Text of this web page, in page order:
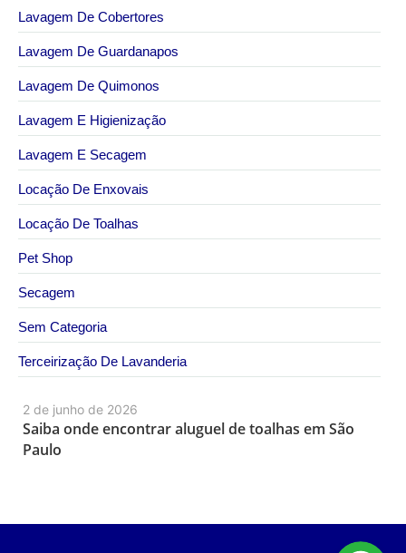
2 de junho de 2026
Saiba onde encontrar aluguel de toalhas em São
Paulo
Lavagem De Cobertores
Lavagem De Guardanapos
Lavagem De Quimonos
Lavagem E Higienização
Lavagem E Secagem
Locação De Enxovais
Locação De Toalhas
Pet Shop
Secagem
Sem Categoria
Terceirização De Lavanderia